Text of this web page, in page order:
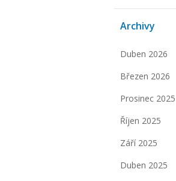
Archivy
Duben 2026
Březen 2026
Prosinec 2025
Říjen 2025
Září 2025
Duben 2025